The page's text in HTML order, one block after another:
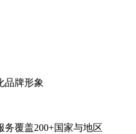
品牌形象
覆盖200+国家与地区